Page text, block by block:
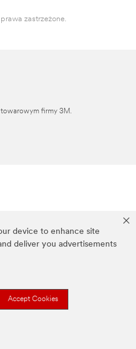
device to enhance site
deliver you advertisements
Accept Cookies
zastrzeżone.
towarowym firmy 3M.